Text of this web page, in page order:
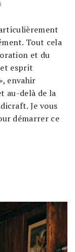
Tout cela
et du
esprit
envahir
au-delà de la
Je vous
démarrer ce